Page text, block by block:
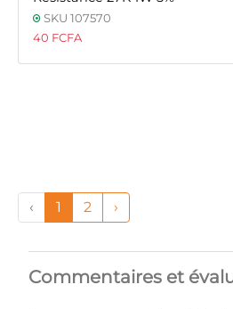
SKU 107570
40 FCFA
‹ 1 2 ›
Commentaires et